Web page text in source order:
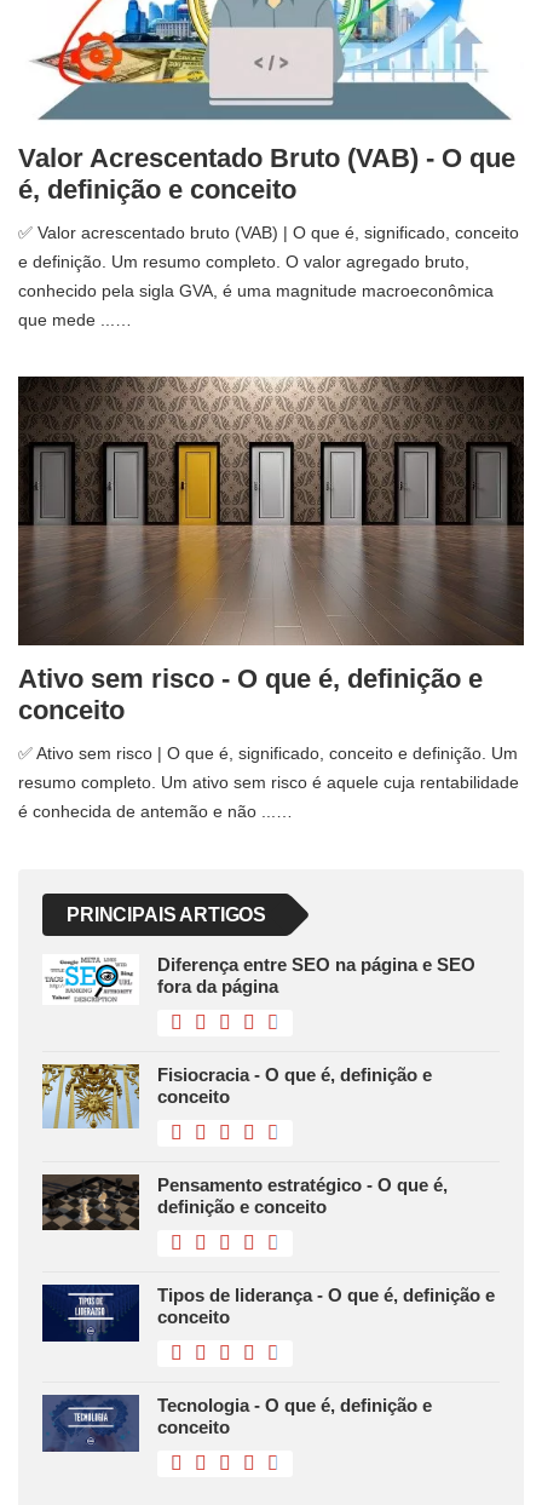
Valor Acrescentado Bruto (VAB) - O que
é, definição e conceito
✅ Valor acrescentado bruto (VAB) | O que é, significado, conceito
e definição. Um resumo completo. O valor agregado bruto,
conhecido pela sigla GVA, é uma magnitude macroeconômica
que mede ...…
Ativo sem risco - O que é, definição e
conceito
✅ Ativo sem risco | O que é, significado, conceito e definição. Um
resumo completo. Um ativo sem risco é aquele cuja rentabilidade
é conhecida de antemão e não ...…
PRINCIPAIS ARTIGOS
Diferença entre SEO na página e SEO
fora da página
Fisiocracia - O que é, definição e
conceito
Pensamento estratégico - O que é,
definição e conceito
Tipos de liderança - O que é, definição e
conceito
Tecnologia - O que é, definição e
conceito